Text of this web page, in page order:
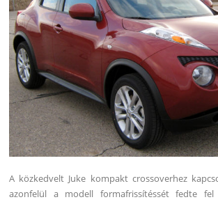
A közkedvelt Juke kompakt crossoverhez
azonfelül a modell formafrissítéssét fedte